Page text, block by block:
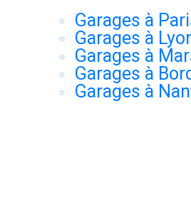
Garages à
Garages à
Garages à
Garages à
Garages à